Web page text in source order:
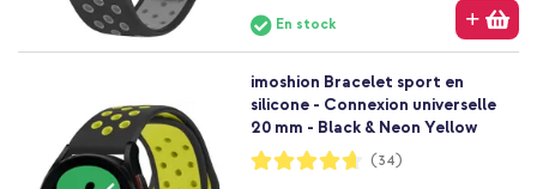
En stock
imoshion Bracelet sport en
silicone - Connexion universelle
20 mm - Black & Neon Yellow
Notation:
93%
(34)